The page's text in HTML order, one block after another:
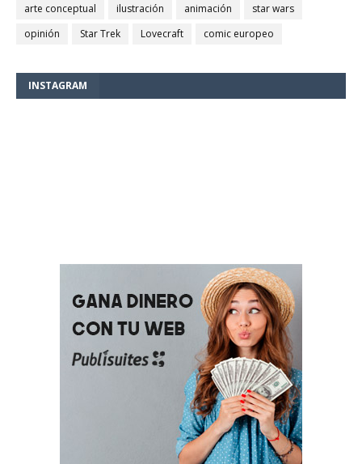
arte conceptual
ilustración animación
star wars
opinión
Star Trek Lovecraft comic europeo
INSTAGRAM